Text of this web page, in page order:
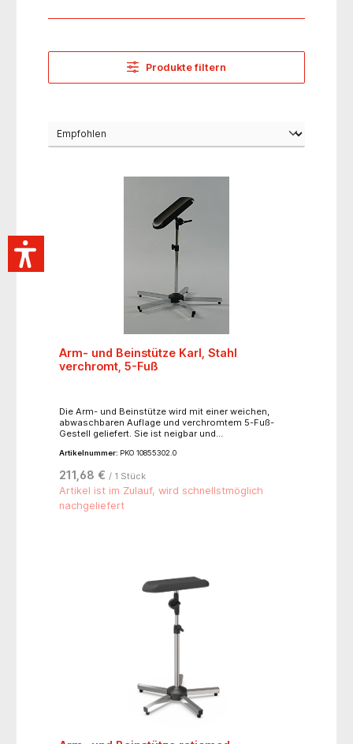
Produkte filtern
Arm- und Beinstütze Karl, Stahl
verchromt, 5-Fuß
Die Arm- und Beinstütze wird mit einer weichen,
abwaschbaren Auflage und verchromtem 5-Fuß-
Gestell geliefert. Sie ist neigbar und
Auflagepolster: 300 x 100 mm- Gesamtgewicht: ca.
Artikelnummer: PKO 10855302.0
211,68 € / 1 Stück
Artikel ist im Zulauf, wird schnellstmöglich
nachgeliefert